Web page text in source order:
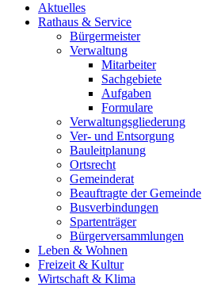
Aktuelles
Rathaus & Service
Bürgermeister
Verwaltung
Mitarbeiter
Sachgebiete
Aufgaben
Formulare
Verwaltungsgliederung
Ver- und Entsorgung
Bauleitplanung
Ortsrecht
Gemeinderat
Beauftragte der Gemeinde
Busverbindungen
Spartenträger
Bürgerversammlungen
Leben & Wohnen
Freizeit & Kultur
Wirtschaft & Klima